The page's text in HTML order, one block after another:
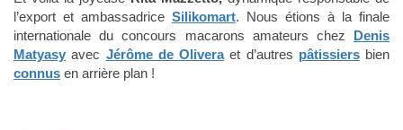
l’export et ambassadrice Silikomart. Nous étions à la finale
internationale du concours macarons amateurs chez Denis
Matyasy avec Jérôme de Oliveraet d’autres pâtissiersbien
connus en arrière plan !